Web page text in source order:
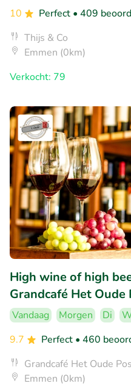
10
Perfect • 409
Thijs & Co
Emmen (0km)
Verkocht: 79
High wine of high
Grandcafé Het
Vandaag Morgen Di
9.7
Perfect • 460
Grandcafé Het Oude
Emmen (0km)